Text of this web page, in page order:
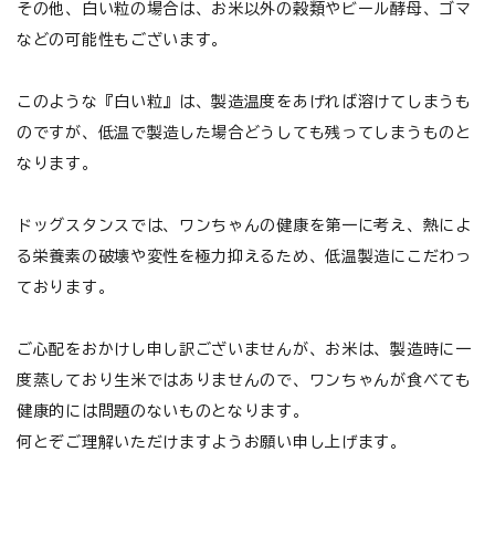
ご相談室
特定商取引法について
その他、白い粒の場合は、お米以外の穀類やビール酵母、ゴマ
などの可能性もございます。
このような『白い粒』は、製造温度をあげれば溶けてしまうも
のですが、低温で製造した場合どうしても残ってしまうものと
なります。
ドッグスタンスでは、ワンちゃんの健康を第一に考え、熱によ
る栄養素の破壊や変性を極力抑えるため、低温製造にこだわっ
ております。
ご心配をおかけし申し訳ございませんが、お米は、製造時に一
度蒸しており生米ではありませんので、ワンちゃんが食べても
健康的には問題のないものとなります。
何とぞご理解いただけますようお願い申し上げます。